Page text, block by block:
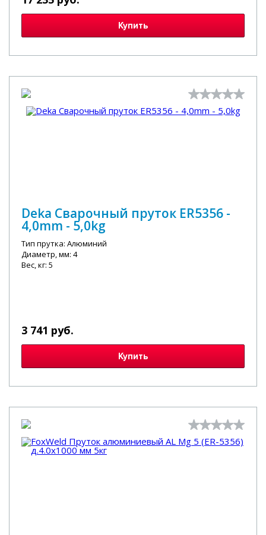
Купить
Deka Сварочный пруток ER5356 -
4,0mm - 5,0kg
Тип прутка: Алюминий
Диаметр, мм: 4
Вес, кг: 5
3 741 руб.
Купить